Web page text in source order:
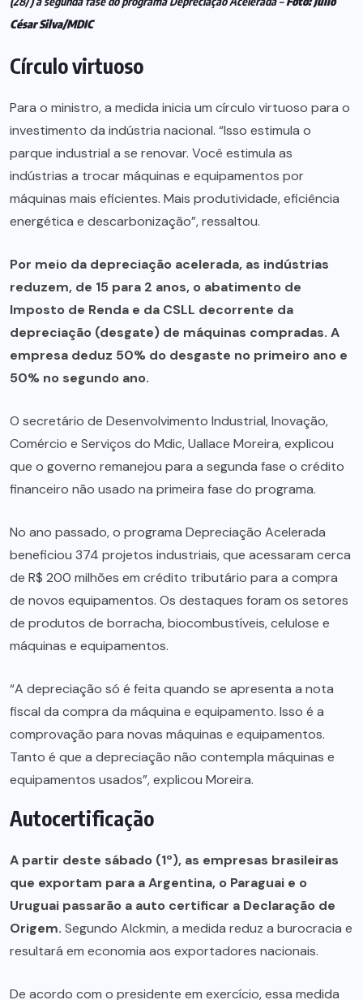
César Silva/MDIC
Círculo virtuoso
Para o ministro, a medida inicia um círculo virtuoso para o
investimento da indústria nacional. “Isso estimula o
parque industrial a se renovar. Você estimula as
indústrias a trocar máquinas e equipamentos por
máquinas mais eficientes. Mais produtividade, eficiência
energética e descarbonização”, ressaltou.
Por meio da depreciação acelerada, as indústrias
reduzem, de 15 para 2 anos, o abatimento de
Imposto de Renda e da CSLL decorrente da
depreciação (desgate) de máquinas compradas. A
empresa deduz 50% do desgaste no primeiro ano e
50% no segundo ano.
O secretário de Desenvolvimento Industrial, Inovação,
Comércio e Serviços do Mdic, Uallace Moreira, explicou
que o governo remanejou para a segunda fase o crédito
financeiro não usado na primeira fase do programa.
No ano passado, o programa Depreciação Acelerada
beneficiou 374 projetos industriais, que acessaram cerca
de R$ 200 milhões em crédito tributário para a compra
de novos equipamentos. Os destaques foram os setores
de produtos de borracha, biocombustíveis, celulose e
máquinas e equipamentos.
“A depreciação só é feita quando se apresenta a nota
fiscal da compra da máquina e equipamento. Isso é a
comprovação para novas máquinas e equipamentos.
Tanto é que a depreciação não contempla máquinas e
equipamentos usados”, explicou Moreira.
Autocertificação
A partir deste sábado (1º), as empresas brasileiras
que exportam para a Argentina, o Paraguai e o
Uruguai passarão a auto certificar a Declaração de
Origem. Segundo Alckmin, a medida reduz a burocracia e
resultará em economia aos exportadores nacionais.
De acordo com o presidente em exercício, essa medida